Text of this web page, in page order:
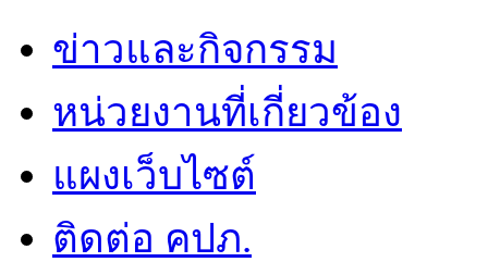
ข่าวและกิจกรรม
หน่วยงานที่เกี่ยวข้อง
แผงเว็บไซต์
ติดต่อ คปภ.